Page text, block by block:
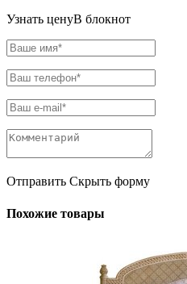
Узнать ценуВ блокнот
Отправить Скрыть форму
Похожие товары